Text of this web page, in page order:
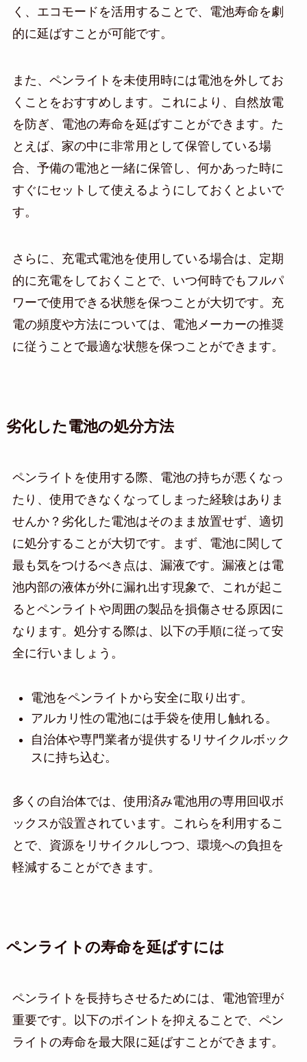
く、エコモードを活用することで、電池寿命を劇
的に延ばすことが可能です。
また、ペンライトを未使用時には電池を外してお
くことをおすすめします。これにより、自然放電
を防ぎ、電池の寿命を延ばすことができます。た
とえば、家の中に非常用として保管している場
合、予備の電池と一緒に保管し、何かあった時に
すぐにセットして使えるようにしておくとよいで
す。
さらに、充電式電池を使用している場合は、定期
的に充電をしておくことで、いつ何時でもフルパ
ワーで使用できる状態を保つことが大切です。充
電の頻度や方法については、電池メーカーの推奨
に従うことで最適な状態を保つことができます。
劣化した電池の処分方法
ペンライトを使用する際、電池の持ちが悪くなっ
たり、使用できなくなってしまった経験はありま
せんか？劣化した電池はそのまま放置せず、適切
に処分することが大切です。まず、電池に関して
最も気をつけるべき点は、漏液です。漏液とは電
池内部の液体が外に漏れ出す現象で、これが起こ
るとペンライトや周囲の製品を損傷させる原因に
なります。処分する際は、以下の手順に従って安
全に行いましょう。
電池をペンライトから安全に取り出す。
アルカリ性の電池には手袋を使用し触れる。
自治体や専門業者が提供するリサイクルボック
スに持ち込む。
多くの自治体では、使用済み電池用の専用回収ボ
ックスが設置されています。これらを利用するこ
とで、資源をリサイクルしつつ、環境への負担を
軽減することができます。
ペンライトの寿命を延ばすには
ペンライトを長持ちさせるためには、電池管理が
重要です。以下のポイントを抑えることで、ペン
ライトの寿命を最大限に延ばすことができます。